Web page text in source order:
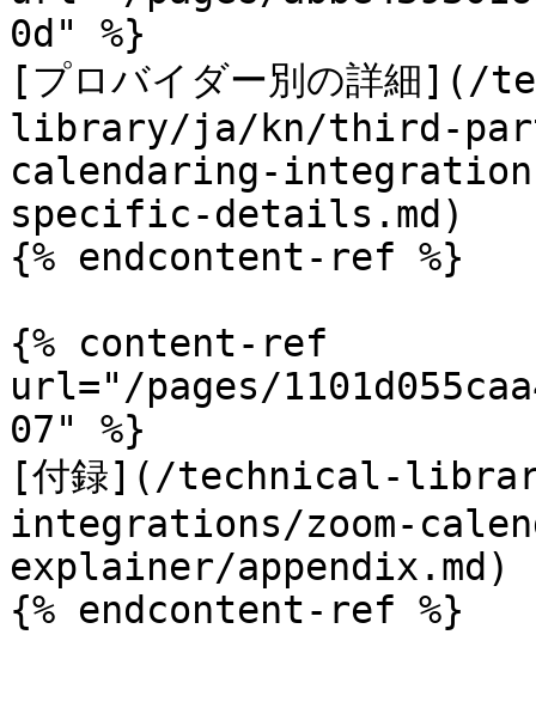
0d" %}
[プロバイダー別の詳細
library/ja/kn/third-
calendaring-
specific-details.md)
{% endcontent-ref %}
{% content-ref
url="/pages/
07" %}
[付録](/technical-
integrations/zoom-
explainer/appendix.md)
{% endcontent-ref %}